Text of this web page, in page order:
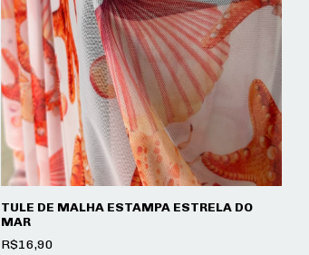
TULE DE MALHA ESTAMPA ESTRELA DO
MAR
R$16,90